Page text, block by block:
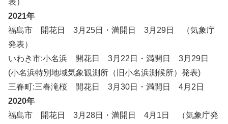
2021年
福島市 開花日 3月25日・満開日 3月29日 （気象庁
発表）
いわき市:小名浜 開花日 3月22日・満開日 3月29日
(小名浜特別地域気象観測所（旧小名浜測候所）発表)
三春町:三春滝桜 開花日 3月30日・満開日 4月2日
2020年
福島市 開花日 3月28日・満開日 4月1日 （気象庁発